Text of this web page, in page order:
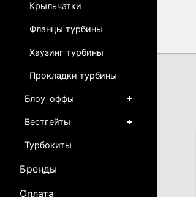
Крыльчатки
Фланцы турбины
Хаузинг турбины
Прокладки турбины
Блоу-оффы
Вестгейты
Турбокиты
Бренды
Оплата